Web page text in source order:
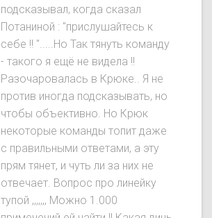
подсказывал, когда сказал
Потаниной : "прислушайтесь к
себе !! ".....Ho Так тянуть команду
- такого я ещё не видела !!
Разочаровалась в Крюке.. Я не
против иногда подсказывать, но
чтобы объективно. Ho Крюк
некоторые команды топит даже
с правильными ответами, а эту
прям тянет, и чуть ли за них не
отвечает. Вопрос про линейку
тупой ,,,,,,, Можно 1.000